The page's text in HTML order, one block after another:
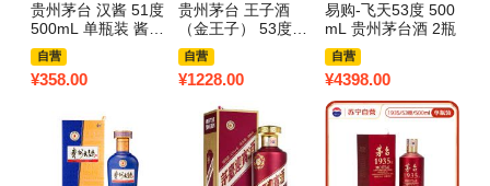
贵州茅台 汉酱 51度
500mL 单瓶装 酱香
型白酒
自营
¥358.00
贵州茅台 王子酒
（金王子） 53度50
0ml*6 整箱装 酱香
型白酒
自营
¥1228.00
易购-飞天53度 500
mL 贵州茅台酒 2瓶
自营
¥4398.00